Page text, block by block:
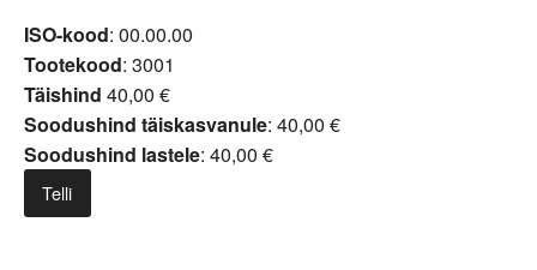
ISO-kood: 00.00.00
Tootekood: 3001
Täishind 40,00 €
Soodushind täiskasvanule: 40,00 €
Soodushind lastele: 40,00 €
Telli